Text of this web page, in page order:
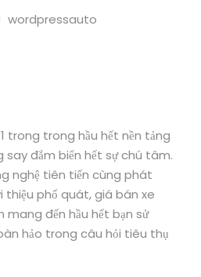
wordpressauto
trong trong hầu hết nền tảng
say đắm biển hết sự chú tâm.
nghệ tiên tiến cùng phát
thiệu phổ quát, giá bán xe
mang đến hầu hết bạn sử
hảo trong câu hỏi tiêu thụ